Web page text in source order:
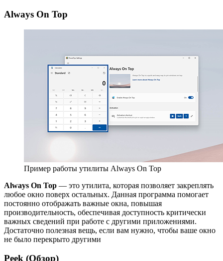
Always On Top
Пример работы утилиты Always On Top
Always On Top — это утилита, которая позволяет закреплять
любое окно поверх остальных. Данная программа помогает
постоянно отображать важные окна, повышая
производительность, обеспечивая доступность критически
важных сведений при работе с другими приложениями.
Достаточно полезная вещь, если вам нужно, чтобы ваше окно
не было перекрыто другими
Peek (Обзор)